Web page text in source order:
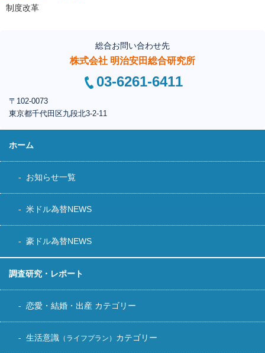
制度改革
総合お問い合わせ先
株式会社 明治安田総合研究所
03-6261-6411
〒102-0073
東京都千代田区九段北3-2-11
ホーム
お知らせ一覧
米ドル為替NEWS
豪ドル為替NEWS
調査研究・レポート
恋愛・結婚・出産 カテゴリー
生活意識 （ライフプラン） カテゴリー